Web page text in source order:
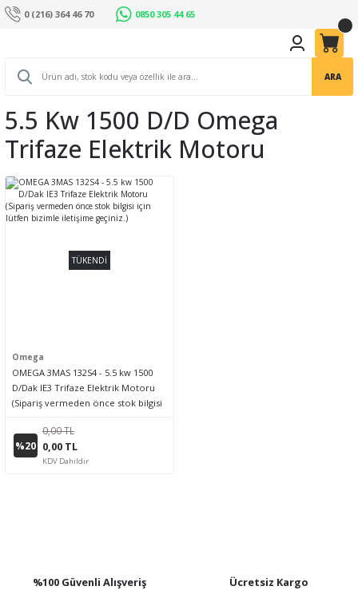
0 (216) 364 46 70 0850 305 44 65
ARA
5.5 Kw 1500 D/d Omega
Trifaze Elektrik Motoru
TÜKENDİ
Omega
OMEGA 3MAS 132S4 - 5.5 kw 1500
D/Dak IE3 Trifaze Elektrik Motoru
(Sipariş vermeden önce stok bilgisi
%20
0,00 TL
0,00 TL
KDV Dahildir
%100 Güvenli Alışveriş Ücretsiz Kargo